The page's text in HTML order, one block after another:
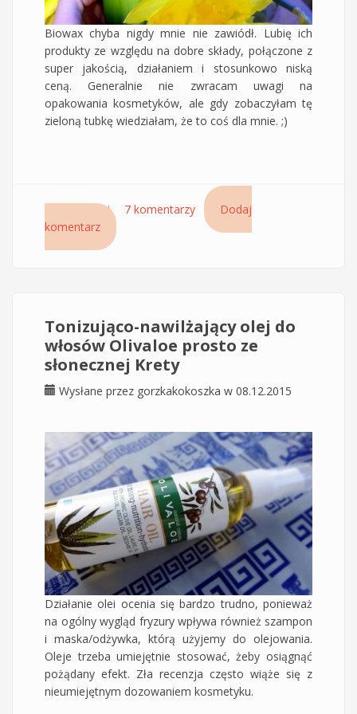
Biowax chyba nigdy mnie nie zawiódł. Lubię ich
produkty ze względu na dobre składy, połączone z
super jakością, działaniem i stosunkowo niską
ceną. Generalnie nie zwracam uwagi na
opakowania kosmetyków, ale gdy zobaczyłam tę
zieloną tubkę wiedziałam, że to coś dla mnie. ;)
Czytaj dalejwpis Odżywka 60 sekund Biovax BB bambus &
7 komentarzy
Dodaj
komentarz
Tonizująco-nawilżający olej do
włosów Olivaloe prosto ze
słonecznej Krety
Wysłane przez gorzkakokoszka w 08.12.2015
Działanie olei ocenia się bardzo trudno, ponieważ
na ogólny wygląd fryzury wpływa również szampon
i maska/odżywka, którą użyjemy do olejowania.
Oleje trzeba umiejętnie stosować, żeby osiągnąć
pożądany efekt. Zła recenzja często wiąże się z
nieumiejętnym dozowaniem kosmetyku.